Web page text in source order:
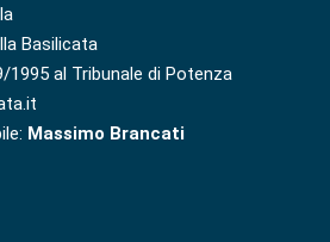
Basilicata
1995 al Tribunale di Potenza
Massimo Brancati